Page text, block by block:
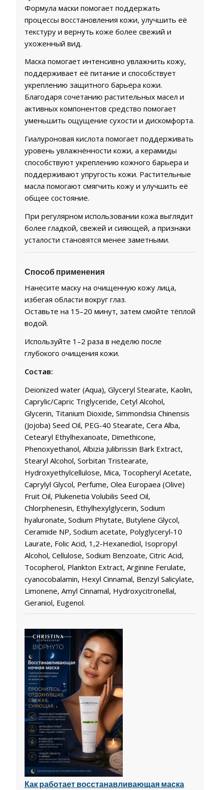
Формула маски помогает поддержать
процессы восстановления кожи, улучшить её
текстуру и вернуть коже более свежий и
ухоженный вид.
Маска помогает интенсивно увлажнить кожу,
поддерживает её питание и способствует
укреплению защитного барьера кожи.
Благодаря сочетанию растительных масел и
активных компонентов средство помогает
уменьшить ощущение сухости и дискомфорта.
Гиалуроновая кислота помогает поддерживать
уровень увлажнённости кожи, а керамиды
способствуют укреплению кожного барьера и
поддерживают упругость кожи. Растительные
масла помогают смягчить кожу и улучшить её
общее состояние.
При регулярном использовании кожа выглядит
более гладкой, свежей и сияющей, а признаки
усталости становятся менее заметными.
Способ применения
Нанесите маску на очищенную кожу лица,
избегая области вокруг глаз.
Оставьте на 15–20 минут, затем смойте тёплой
водой.
Используйте 1–2 раза в неделю после
глубокого очищения кожи.
Состав:
Deionized water (Aqua), Glyceryl Stearate, Kaolin,
Caprylic/Capric Triglyceride, Cetyl Alcohol,
Glycerin, Titanium Dioxide, Simmondsia Chinensis
(Jojoba) Seed Oil, PEG-40 Stearate, Cera Alba,
Cetearyl Ethylhexanoate, Dimethicone,
Phenoxyethanol, Albizia Julibrissin Bark Extract,
Stearyl Alcohol, Sorbitan Tristearate,
Hydroxyethylcellulose, Mica, Tocopheryl Acetate,
Caprylyl Glycol, Perfume, Olea Europaea (Olive)
Fruit Oil, Plukenetia Volubilis Seed Oil,
Chlorphenesin, Ethylhexylglycerin, Sodium
hyaluronate, Sodium Phytate, Butylene Glycol,
Ceramide NP, Sodium acetate, Polyglyceryl-10
Laurate, Folic Acid, 1,2-Hexanediol, Isopropyl
Alcohol, Cellulose, Sodium Benzoate, Citric Acid,
Tocopherol, Plankton Extract, Arginine Ferulate,
cyanocobalamin, Hexyl Cinnamal, Benzyl Salicylate,
Limonene, Amyl Cinnamal, Hydroxycitronellal,
Geraniol, Eugenol.
Как работает восстанавливающая маска